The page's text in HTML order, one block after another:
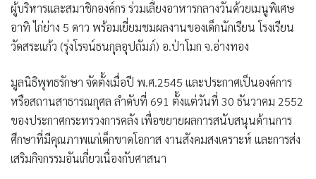
ผู้บริหารและสมาชิกองค์กร ร่วมเลี้ยงอาหารกลางวันด้วยเมนูพิเศษ
อาทิ ไก่ย่าง 5 ดาว พร้อมเยี่ยมชมผลงานของเด็กนักเรียน โรงเรียน
วัดสระแก้ว (รุ่งโรจน์ธนกุลอุปถัมภ์) อ.ป่าโมก จ.อ่างทอง
มูลนิธิพุทธรักษา จัดตั้งเมื่อปี พ.ศ.2545 และประกาศเป็นองค์การ
หรือสถานสาธารณกุศล ลำดับที่ 691 ตั้งแต่วันที่ 30 ธันวาคม 2552
ของประกาศกระทรวงการคลัง เพื่อขยายผลการสนับสนุนด้านการ
ศึกษาที่มีคุณภาพแก่เด็กขาดโอกาส งานสังคมสงเคราะห์ และการส่ง
เสริมกิจกรรมอันเกี่ยวเนื่องกับศาสนา